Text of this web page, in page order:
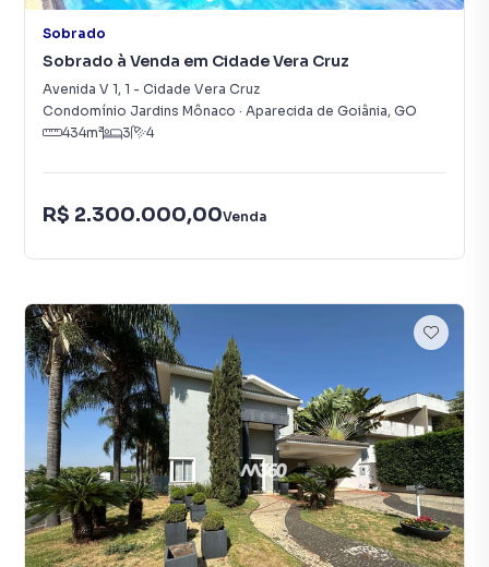
Sobrado
Sobrado à Venda em Cidade Vera Cruz
Avenida V 1, 1 - Cidade Vera Cruz
Condomínio Jardins Mônaco · Aparecida de Goiânia, GO
434m² 3 4
R$ 2.300.000,00Venda